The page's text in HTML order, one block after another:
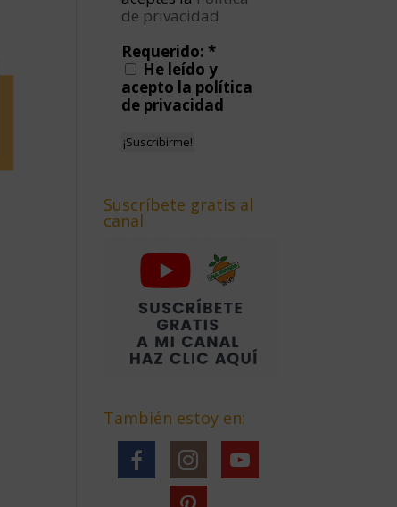
de privacidad
Requerido:*
He leído y
acepto la política
de privacidad
Suscríbete gratis al
canal
También estoy en: